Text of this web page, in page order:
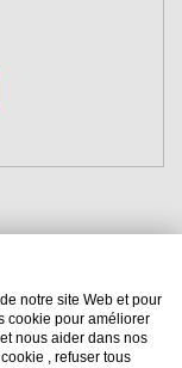
notre site Web et pour
cookie pour améliorer
nous aider dans nos
, refuser tous